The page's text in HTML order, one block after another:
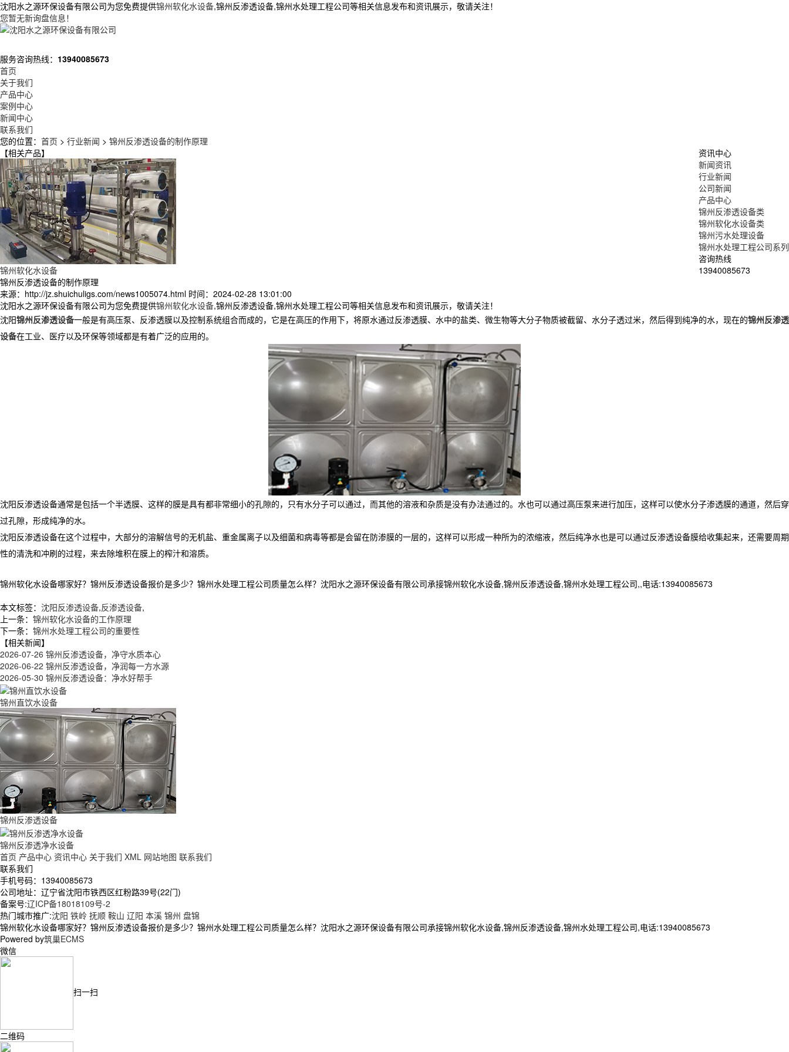
沈阳水之源环保设备有限公司为您免费提供锦州软化水设备,锦州反渗透设备,锦州水处理工程公司等相关信息发布和资讯展示，敬请关注！
您暂无新询盘信息！
服务咨询热线： 13940085673
首页
关于我们
产品中心
案例中心
新闻中心
联系我们
您的位置： 首页 > 行业新闻 > 锦州反渗透设备的制作原理
资讯中心
新闻资讯
行业新闻
公司新闻
产品中心
锦州反渗透设备类
锦州软化水设备类
锦州污水处理设备
锦州水处理工程公司系列
咨询热线
13940085673
锦州反渗透设备的制作原理
来源：http://jz.shuichuligs.com/news1005074.html 时间：2024-02-28 13:01:00
沈阳水之源环保设备有限公司为您免费提供锦州软化水设备,锦州反渗透设备,锦州水处理工程公司等相关信息发布和资讯展示，敬请关注！
沈阳锦州反渗透设备一般是有高压泵、反渗透膜以及控制系统组合而成的，它是在高压的作用下，将原水通过反渗透膜、水中的盐类、微生物等大分子物质被截留、水分子透过米，然后得到纯净的水，现在的锦州反渗透
设备在工业、医疗以及环保等领域都是有着广泛的应用的。
沈阳反渗透设备通常是包括一个半透膜、这样的膜是具有都非常细小的孔隙的，只有水分子可以通过，而其他的溶液和杂质是没有办法通过的。水也可以通过高压泵来进行加压，这样可以使水分子渗透膜的通道，然后穿
过孔隙，形成纯净的水。
沈阳反渗透设备在这个过程中，大部分的溶解信号的无机盐、重金属离子以及细菌和病毒等都是会留在防渗膜的一层的，这样可以形成一种所为的浓缩液，然后纯净水也是可以通过反渗透设备膜给收集起来，还需要周期
性的清洗和冲刷的过程，来去除堆积在膜上的榨汁和溶质。
锦州软化水设备哪家好？锦州反渗透设备报价是多少？锦州水处理工程公司质量怎么样？沈阳水之源环保设备有限公司承接锦州软化水设备,锦州反渗透设备,锦州水处理工程公司,,电话:13940085673
本文标签： 沈阳反渗透设备,反渗透设备,
上一条： 锦州软化水设备的工作原理
下一条： 锦州水处理工程公司的重要性
【相关新闻】
2026-07-26 锦州反渗透设备，净守水质本心
2026-06-22 锦州反渗透设备，净润每一方水源
2026-05-30 锦州反渗透设备：净水好帮手
【相关产品】
锦州软化水设备
锦州直饮水设备
锦州反渗透设备
锦州反渗透净水设备
首页 产品中心 资讯中心 关于我们 XML 网站地图 联系我们
联系我们
手机号码：13940085673
公司地址：辽宁省沈阳市铁西区红粉路39号(22门)
备案号:辽ICP备18018109号-2
热门城市推广:沈阳 铁岭 抚顺 鞍山 辽阳 本溪 锦州 盘锦
锦州软化水设备哪家好？锦州反渗透设备报价是多少？锦州水处理工程公司质量怎么样？沈阳水之源环保设备有限公司承接锦州软化水设备,锦州反渗透设备,锦州水处理工程公司,电话:13940085673
Powered by筑巢ECMS
微信
扫一扫
二维码